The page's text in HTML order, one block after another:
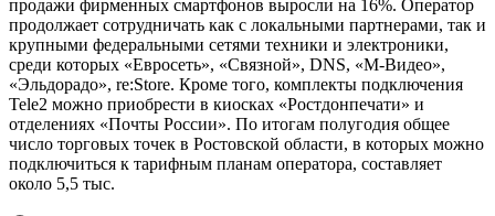
продажи фирменных смартфонов выросли на 16%. Оператор
продолжает сотрудничать как с локальными партнерами, так и
крупными федеральными сетями техники и электроники,
среди которых «Евросеть», «Связной», DNS, «М-Видео»,
«Эльдорадо», re:Store. Кроме того, комплекты подключения
Tele2 можно приобрести в киосках «Ростдонпечати» и
отделениях «Почты России». По итогам полугодия общее
число торговых точек в Ростовской области, в которых можно
подключиться к тарифным планам оператора, составляет
около 5,5 тыс.